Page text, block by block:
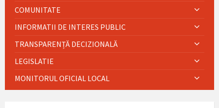
COMUNITATE
INFORMATII DE INTERES PUBLIC
TRANSPARENȚĂ DECIZIONALĂ
LEGISLATIE
MONITORUL OFICIAL LOCAL